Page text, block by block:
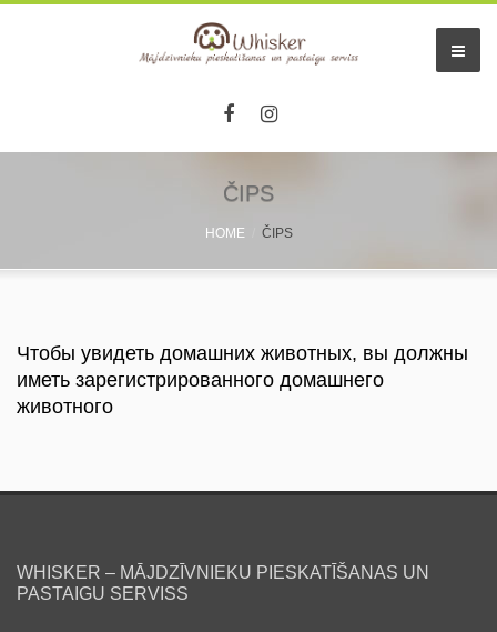
ČIPS
HOME ČIPS
Чтобы увидеть домашних животных, вы должны
иметь зарегистрированного домашнего
животного
WHISKER – MĀJDZĪVNIEKU PIESKATĪŠANAS UN
PASTAIGU SERVISS